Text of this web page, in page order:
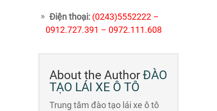
Điện thoại: (‎‎0243)5552222 –
‎0912.727.391 – 0972.111.608
About the Author ĐÀO
TẠO LÁI XE Ô TÔ
Trung tâm đào tạo lái xe ô tô